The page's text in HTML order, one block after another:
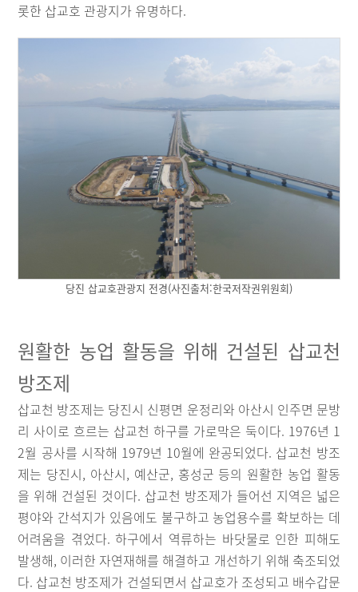
롯한 삽교호 관광지가 유명하다.
당진 삽교호관광지 전경(사진출처:한국저작권위원회)
원활한 농업 활동을 위해 건설된 삽교천
방조제
삽교천 방조제는 당진시 신평면 운정리와 아산시 인주면 문방
리 사이로 흐르는 삽교천 하구를 가로막은 둑이다. 1976년 1
2월 공사를 시작해 1979년 10월에 완공되었다. 삽교천 방조
제는 당진시, 아산시, 예산군, 홍성군 등의 원활한 농업 활동
을 위해 건설된 것이다. 삽교천 방조제가 들어선 지역은 넓은
평야와 간석지가 있음에도 불구하고 농업용수를 확보하는 데
어려움을 겪었다. 하구에서 역류하는 바닷물로 인한 피해도
발생해, 이러한 자연재해를 해결하고 개선하기 위해 축조되었
다. 삽교천 방조제가 건설되면서 삽교호가 조성되고 배수갑문